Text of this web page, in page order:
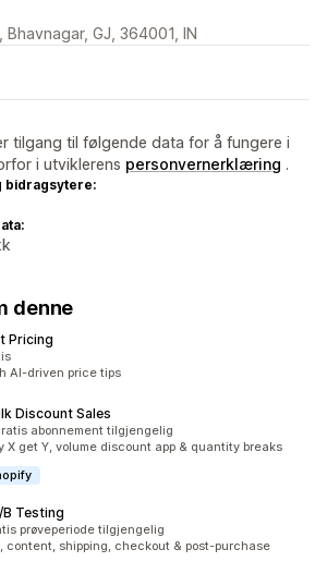
GJ, 364001, IN
tilgang til følgende data for å fungere i
i utviklerens personvernerklæring .
bidragsytere:
denne
Pricing
AI-driven price tips
Discount Sales
abonnement tilgjengelig
X get Y, volume discount app & quantity breaks
Testing
prøveperiode tilgjengelig
content, shipping, checkout & post-purchase